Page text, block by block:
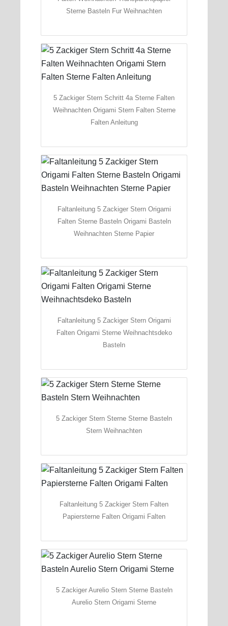
Sterne Basteln Fur Weihnachten
5 Zackiger Stern Schritt 4a Sterne Falten
Weihnachten Origami Stern Falten Sterne
Falten Anleitung
Faltanleitung 5 Zackiger Stern Origami
Falten Sterne Basteln Origami Basteln
Weihnachten Sterne Papier
Faltanleitung 5 Zackiger Stern Origami
Falten Origami Sterne Weihnachtsdeko
Basteln
5 Zackiger Stern Sterne Sterne Basteln
Stern Weihnachten
Faltanleitung 5 Zackiger Stern Falten
Papiersterne Falten Origami Falten
5 Zackiger Aurelio Stern Sterne Basteln
Aurelio Stern Origami Sterne